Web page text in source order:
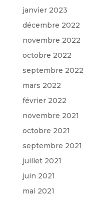
janvier 2023
décembre 2022
novembre 2022
octobre 2022
septembre 2022
mars 2022
février 2022
novembre 2021
octobre 2021
septembre 2021
juillet 2021
juin 2021
mai 2021